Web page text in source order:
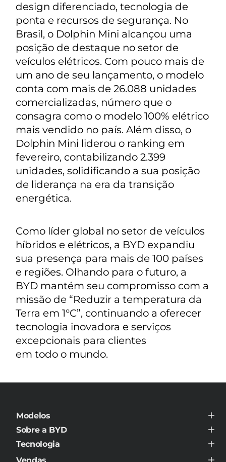
design diferenciado, tecnologia de
ponta e recursos de segurança. No
Brasil, o Dolphin Mini alcançou uma
posição de destaque no setor de
veículos elétricos. Com pouco mais de
um ano de seu lançamento, o modelo
conta com mais de 26.088 unidades
comercializadas, número que o
consagra como o modelo 100% elétrico
mais vendido no país. Além disso, o
Dolphin Mini liderou o ranking em
fevereiro, contabilizando 2.399
unidades, solidificando a sua posição
de liderança na era da transição
energética.
Como líder global no setor de veículos
híbridos e elétricos, a BYD expandiu
sua presença para mais de 100 países
e regiões. Olhando para o futuro, a
BYD mantém seu compromisso com a
missão de “Reduzir a temperatura da
Terra em 1°C”, continuando a oferecer
tecnologia inovadora e serviços
excepcionais para clientes
em todo o mundo.
Modelos
BYD ATTO 8
BYD DOLPHIN MINI
BYD DOLPHIN
BYD DOLPHIN PLUS
BYD DOLPHIN SE
Sobre a BYD
Sobre a BYD
Contato
Notícias
Tecnologia
Vendas